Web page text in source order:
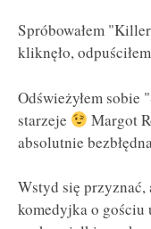
Spróbowałem
kliknęło,
Odświeżyłem sobie
starzeje
Margot
absolutnie
Wstyd się przyznać,
komedyjka o gościu